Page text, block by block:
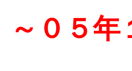
～０５